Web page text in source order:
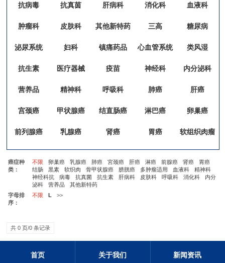
抗病毒 抗真茵 肝病科 消化科 血液科
肿瘤科 皮肤科 其他新特药 三高 糖尿病
泌尿系统 妇科 镇痛药品 心血管系统 类风湿
抗生素 医疗器械 疫苗 神经科 内分泌科
营养品 精神科 呼吸科 肺癌 肝癌
宫颈癌 甲状腺癌 结直肠癌 淋巴癌 卵巢癌
前列腺癌 乳腺癌 肾癌 胃癌 软组织肉瘤
癌症种
类：
不限 卵巢癌 乳腺癌 肺癌 宮颈癌 肝癌 淋癌 前腺癌 肾癌
胃癌
结肠
黒素 软织肉 骨甲状腺癌 膀胱癌 多肿瘤适用 血液科
精神科
神经科抗
病毒 抗真菌 抗生素 肝病科 皮肤科 呼吸科 消化科
内分
泌科
营养品
其他新特药
字母排
序：
不限 L >>
共 0 页/0 条记录
首页 关于我们 新闻资讯